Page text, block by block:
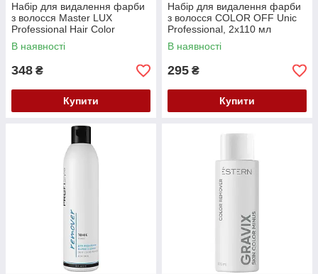
Набір для видалення фарби
з волосся Master LUX
Professional Hair Color
Remover 2x100 ml
В наявності
348 ₴
Купити
Набір для видалення фарби
з волосся COLOR OFF Unic
Professional, 2х110 мл
В наявності
295 ₴
Купити